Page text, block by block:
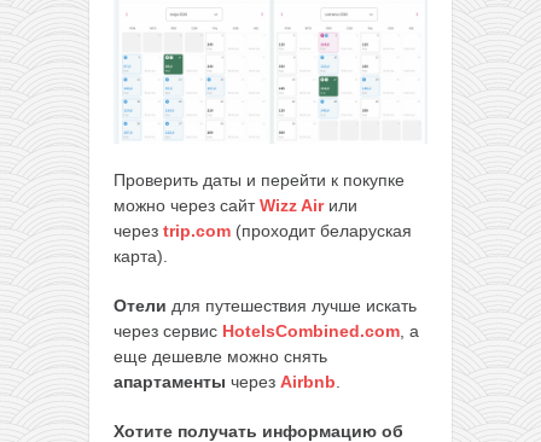
Проверить даты и перейти к покупке
можно через сайтWizz Airили
через trip.com (проходит беларуская
карта).
Отели для путешествия лучше искать
через сервис HotelsCombined.com , а
еще дешевле можно снять
апартаменты через Airbnb
Хотите получать информацию об